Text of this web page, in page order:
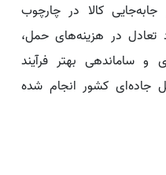
کالا در چارچوب
تعادل در هزینه‌های حمل،
و ساماندهی بهتر فرآیند
جاده‌ای کشور انجام شده